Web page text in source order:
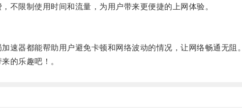
限制使用时间和流量，为用户带来更便捷的上网体验。
器都能帮助用户避免卡顿和网络波动的情况，让网络畅通无阻。
的乐趣吧！。